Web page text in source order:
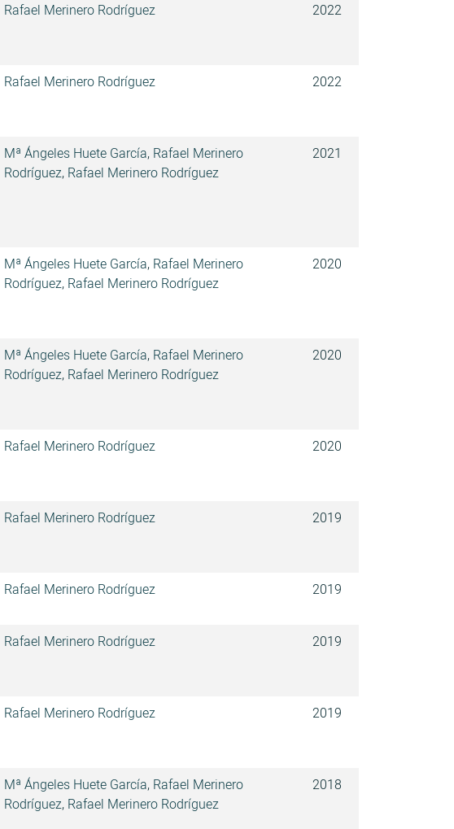
Rafael Merinero Rodríguez 2022
Rafael Merinero Rodríguez 2022
Mª Ángeles Huete García, Rafael Merinero
Rodríguez, Rafael Merinero Rodríguez
2021
Mª Ángeles Huete García, Rafael Merinero
Rodríguez, Rafael Merinero Rodríguez
2020
Mª Ángeles Huete García, Rafael Merinero
Rodríguez, Rafael Merinero Rodríguez
2020
Rafael Merinero Rodríguez 2020
Rafael Merinero Rodríguez 2019
Rafael Merinero Rodríguez 2019
Rafael Merinero Rodríguez 2019
Rafael Merinero Rodríguez 2019
Mª Ángeles Huete García, Rafael Merinero
Rodríguez, Rafael Merinero Rodríguez
2018